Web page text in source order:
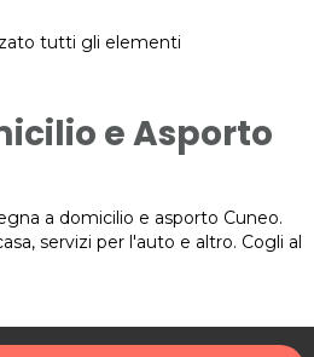
tutti gli elementi
e Asporto
a domicilio e asporto Cuneo.
servizi per l'auto e altro. Cogli al